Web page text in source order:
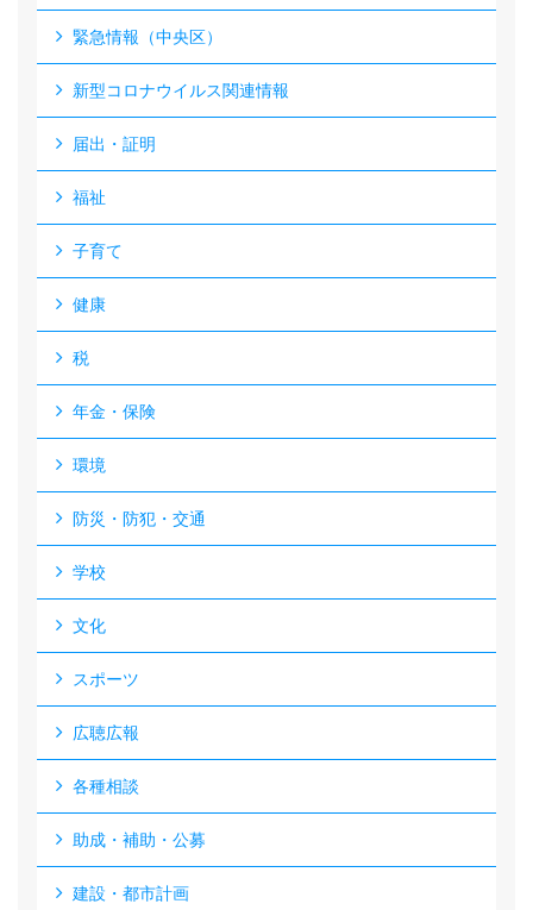
緊急情報（中央区）
新型コロナウイルス関連情報
届出・証明
福祉
子育て
健康
税
年金・保険
環境
防災・防犯・交通
学校
文化
スポーツ
広聴広報
各種相談
助成・補助・公募
建設・都市計画